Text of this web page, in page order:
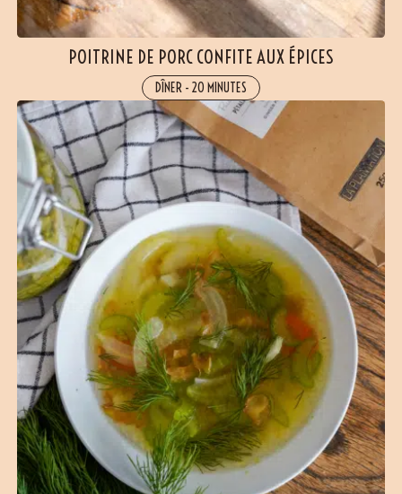
POITRINE DE PORC CONFITE AUX ÉPICES
DÎNER - 20 MINUTES